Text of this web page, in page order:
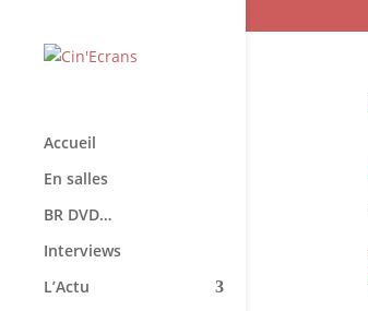
Accueil
En salles
BR DVD…
Interviews
L’Actu